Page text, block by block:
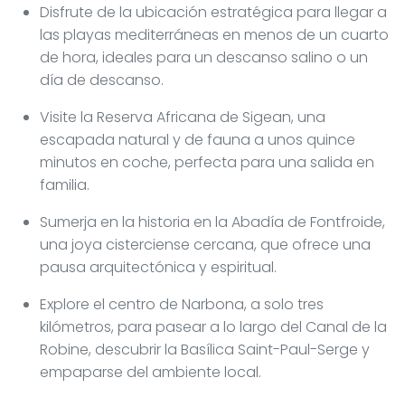
Disfrute de la ubicación estratégica para llegar a
las playas mediterráneas en menos de un cuarto
de hora, ideales para un descanso salino o un
día de descanso.
Visite la Reserva Africana de Sigean, una
escapada natural y de fauna a unos quince
minutos en coche, perfecta para una salida en
familia.
Sumerja en la historia en la Abadía de Fontfroide,
una joya cisterciense cercana, que ofrece una
pausa arquitectónica y espiritual.
Explore el centro de Narbona, a solo tres
kilómetros, para pasear a lo largo del Canal de la
Robine, descubrir la Basílica Saint-Paul-Serge y
empaparse del ambiente local.